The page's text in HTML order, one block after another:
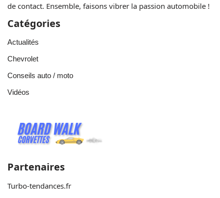
de contact. Ensemble, faisons vibrer la passion automobile !
Catégories
Actualités
Chevrolet
Conseils auto / moto
Vidéos
Partenaires
Turbo-tendances.fr